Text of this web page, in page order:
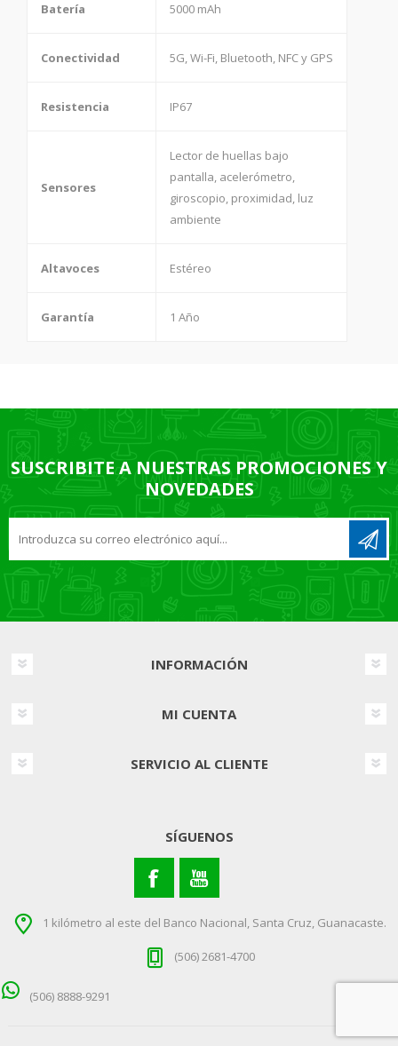
Batería 5000 mAh
Conectividad 5G, Wi-Fi, Bluetooth, NFC y GPS
Resistencia IP67
Sensores
Lector de huellas bajo
pantalla, acelerómetro,
giroscopio, proximidad, luz
ambiente
Altavoces Estéreo
Garantía 1 Año
SUSCRIBITE A NUESTRAS PROMOCIONES Y
NOVEDADES
INFORMACIÓN
MI CUENTA
SERVICIO AL CLIENTE
SÍGUENOS
1 kilómetro al este del Banco Nacional, Santa Cruz, Guanacaste.
(506) 2681-4700